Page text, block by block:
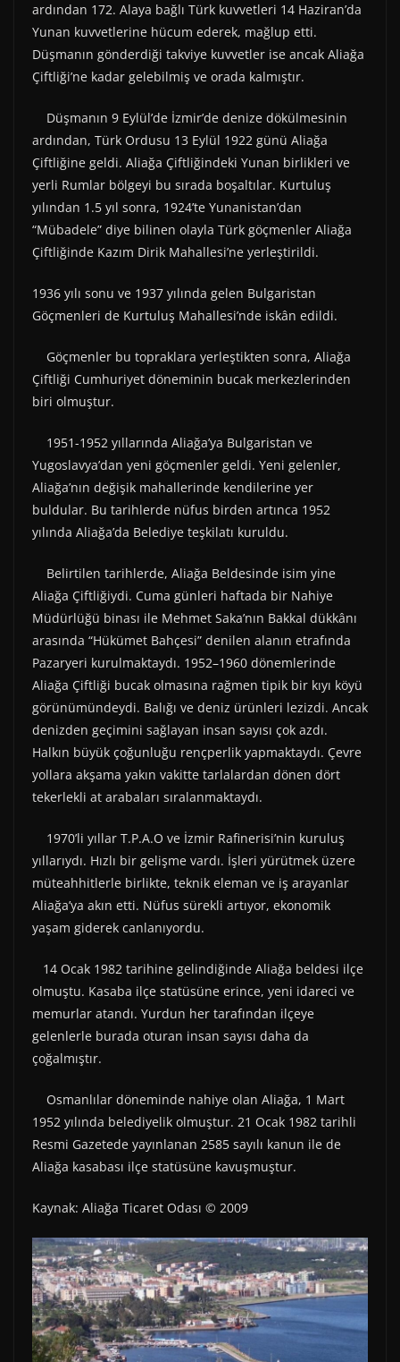
ardından 172. Alaya bağlı Türk kuvvetleri 14 Haziran’da
Yunan kuvvetlerine hücum ederek, mağlup etti.
Düşmanın gönderdiği takviye kuvvetler ise ancak Aliağa
Çiftliği’ne kadar gelebilmiş ve orada kalmıştır.
Düşmanın 9 Eylül’de İzmir’de denize dökülmesinin
ardından, Türk Ordusu 13 Eylül 1922 günü Aliağa
Çiftliğine geldi. Aliağa Çiftliğindeki Yunan birlikleri ve
yerli Rumlar bölgeyi bu sırada boşaltılar. Kurtuluş
yılından 1.5 yıl sonra, 1924’te Yunanistan’dan
“Mübadele” diye bilinen olayla Türk göçmenler Aliağa
Çiftliğinde Kazım Dirik Mahallesi’ne yerleştirildi.
1936 yılı sonu ve 1937 yılında gelen Bulgaristan
Göçmenleri de Kurtuluş Mahallesi’nde iskân edildi.
Göçmenler bu topraklara yerleştikten sonra, Aliağa
Çiftliği Cumhuriyet döneminin bucak merkezlerinden
biri olmuştur.
1951-1952 yıllarında Aliağa’ya Bulgaristan ve
Yugoslavya’dan yeni göçmenler geldi. Yeni gelenler,
Aliağa’nın değişik mahallerinde kendilerine yer
buldular. Bu tarihlerde nüfus birden artınca 1952
yılında Aliağa’da Belediye teşkilatı kuruldu.
Belirtilen tarihlerde, Aliağa Beldesinde isim yine
Aliağa Çiftliğiydi. Cuma günleri haftada bir Nahiye
Müdürlüğü binası ile Mehmet Saka’nın Bakkal dükkânı
arasında “Hükümet Bahçesi” denilen alanın etrafında
Pazaryeri kurulmaktaydı. 1952–1960 dönemlerinde
Aliağa Çiftliği bucak olmasına rağmen tipik bir kıyı köyü
görünümündeydi. Balığı ve deniz ürünleri lezizdi. Ancak
denizden geçimini sağlayan insan sayısı çok azdı.
Halkın büyük çoğunluğu rençperlik yapmaktaydı. Çevre
yollara akşama yakın vakitte tarlalardan dönen dört
tekerlekli at arabaları sıralanmaktaydı.
1970’li yıllar T.P.A.O ve İzmir Rafinerisi’nin kuruluş
yıllarıydı. Hızlı bir gelişme vardı. İşleri yürütmek üzere
müteahhitlerle birlikte, teknik eleman ve iş arayanlar
Aliağa’ya akın etti. Nüfus sürekli artıyor, ekonomik
yaşam giderek canlanıyordu.
14 Ocak 1982 tarihine gelindiğinde Aliağa beldesi ilçe
olmuştu. Kasaba ilçe statüsüne erince, yeni idareci ve
memurlar atandı. Yurdun her tarafından ilçeye
gelenlerle burada oturan insan sayısı daha da
çoğalmıştır.
Osmanlılar döneminde nahiye olan Aliağa, 1 Mart
1952 yılında belediyelik olmuştur. 21 Ocak 1982 tarihli
Resmi Gazetede yayınlanan 2585 sayılı kanun ile de
Aliağa kasabası ilçe statüsüne kavuşmuştur.
Kaynak: Aliağa Ticaret Odası © 2009